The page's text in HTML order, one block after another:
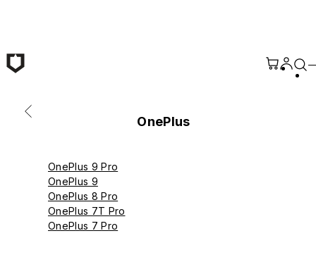
OnePlus
OnePlus 9 Pro
OnePlus 9
OnePlus 8 Pro
OnePlus 7T Pro
OnePlus 7 Pro